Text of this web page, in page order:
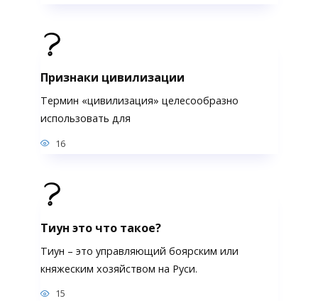
Признаки цивилизации
Термин «цивилизация» целесообразно
использовать для
16
Тиун это что такое?
Тиун – это управляющий боярским или
княжеским хозяйством на Руси.
15